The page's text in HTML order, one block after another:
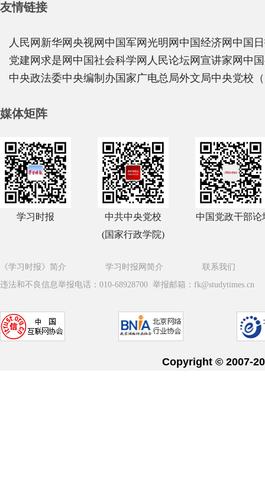
友情链接
人民网 新华网 央视网 中国军网 光明网 中国经济网 中国
党建网 求是网 中国社会科学网 人民论坛网 宣讲家网 中
中央政法委中央编制办国家广电总局外文局中央党校
媒体矩阵
学习时报
中共中央党校
(国家行政学院)
中国党政干部论
《学习时报》简介 学习时报网简介
联系我们
违法和不良信息举报电话：010-68928700 举报邮箱：fk@studytimes.cn
Copyright © 2007-